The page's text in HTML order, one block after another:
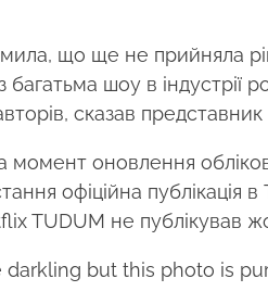
що ще не прийняла
багатьма шоу в
сказав представник
момент оновлення
офіційна
TUDUM не публікував
darkling but this photo is